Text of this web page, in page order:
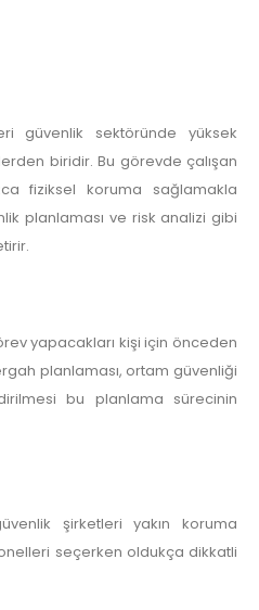
güvenlik sektöründe yüksek
biridir. Bu görevde çalışan
fiziksel koruma sağlamakla
planlaması ve risk analizi gibi
yapacakları kişi için önceden
planlaması, ortam güvenliği
bu planlama sürecinin
şirketleri yakın koruma
seçerken oldukça dikkatli